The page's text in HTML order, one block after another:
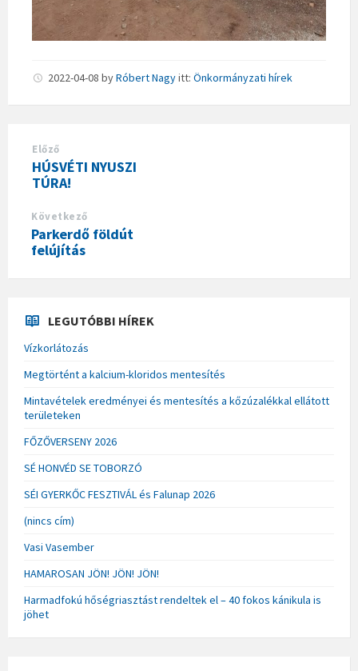
2022-04-08 byRóbert Nagyitt: Önkormányzati hírek
Előző
HÚSVÉTI NYUSZI
TÚRA!
Következő
Parkerdő földút
felújítás
LEGUTÓBBI HÍREK
Vízkorlátozás
Megtörtént a kalcium-kloridos mentesítés
Mintavételek eredményei és mentesítés a kőzúzalékkal ellátott
területeken
FŐZŐVERSENY 2026
SÉ HONVÉD SE TOBORZÓ
SÉI GYERKŐC FESZTIVÁL és Falunap 2026
(nincs cím)
Vasi Vasember
HAMAROSAN JÖN! JÖN! JÖN!
Harmadfokú hőségriasztást rendeltek el – 40 fokos kánikula is
jöhet